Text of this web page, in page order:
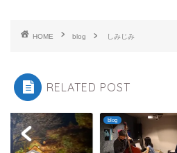
HOME blog しみじみ
RELATED POST
blog